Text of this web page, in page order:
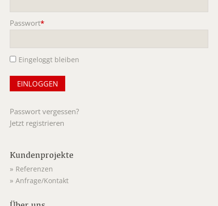
Passwort*
Eingeloggt bleiben
Passwort vergessen?
Jetzt registrieren
Kundenprojekte
Referenzen
Anfrage/Kontakt